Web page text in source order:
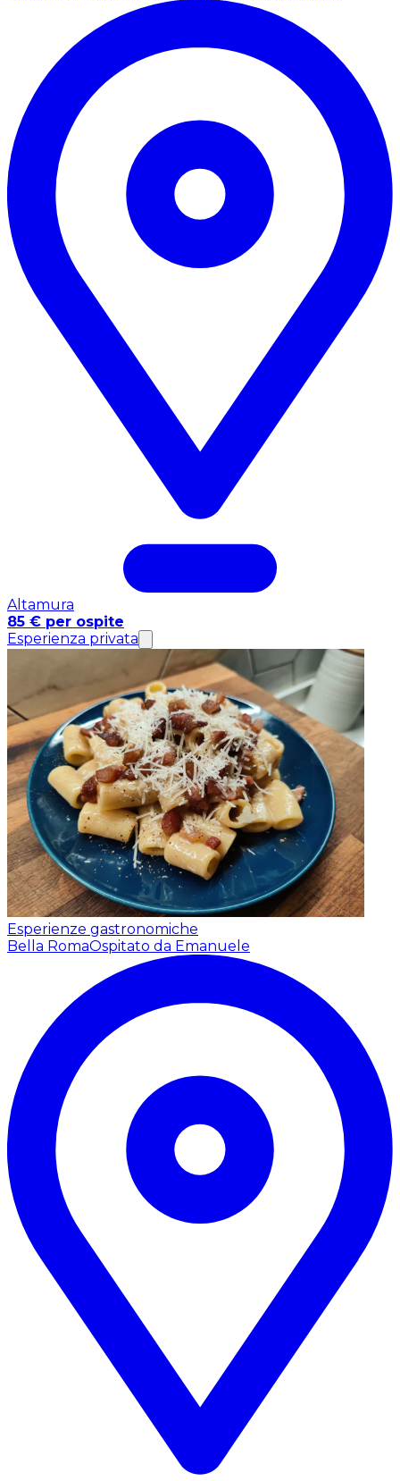
Altamura
85 € per ospite
Esperienza privata
Esperienze gastronomiche
Bella RomaOspitato da Emanuele